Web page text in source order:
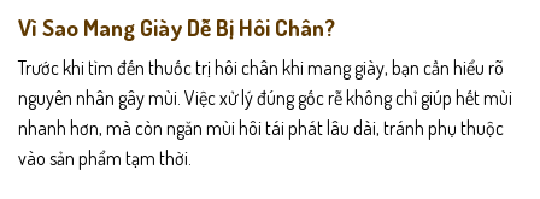
Vì Sao Mang Giày Dễ Bị Hôi Chân?
Trước khi tìm đến thuốc trị hôi chân khi mang giày, bạn cần hiểu rõ
nguyên nhân gây mùi. Việc xử lý đúng gốc rễ không chỉ giúp hết mùi
nhanh hơn, mà còn ngăn mùi hôi tái phát lâu dài, tránh phụ thuộc
vào sản phẩm tạm thời.